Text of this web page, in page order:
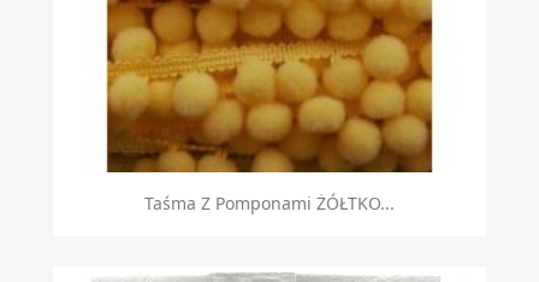
Taśma Z Pomponami ŻÓŁTKO...